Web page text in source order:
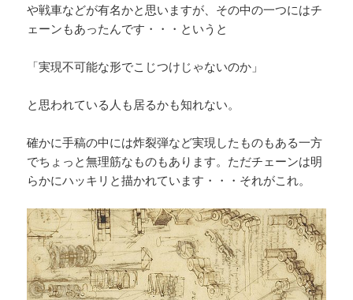
や戦車などが有名かと思いますが、その中の一つにはチ
ェーンもあったんです・・・というと
「実現不可能な形でこじつけじゃないのか」
と思われている人も居るかも知れない。
確かに手稿の中には炸裂弾など実現したものもある一方
でちょっと無理筋なものもあります。ただチェーンは明
らかにハッキリと描かれています・・・それがこれ。